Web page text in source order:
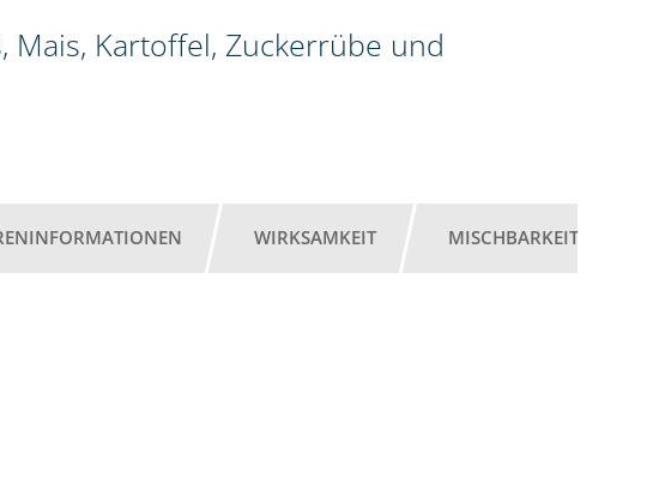
Kartoffel, Zuckerrübe und
WIRKSAMKEIT MISCHBARKEIT